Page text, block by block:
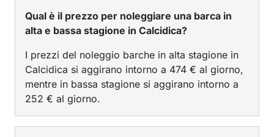
Qual è il prezzo per noleggiare una barca in
alta e bassa stagione in Calcidica?
I prezzi del noleggio barche in alta stagione in
Calcidica si aggirano intorno a 474 € al giorno,
mentre in bassa stagione si aggirano intorno a
252 € al giorno.